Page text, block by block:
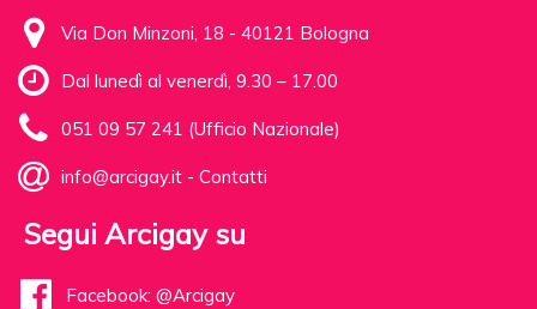
Via Don Minzoni, 18 - 40121 Bologna
Dal lunedì al venerdì, 9.30 – 17.00
051 09 57 241 (Ufficio Nazionale)
info@arcigay.it - Contatti
Segui Arcigay su
Facebook: @Arcigay